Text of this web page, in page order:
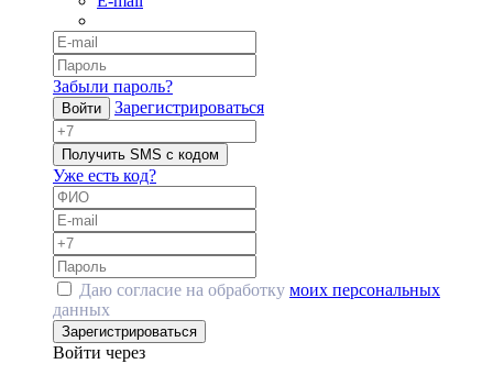
Забыли пароль?
Войти Зарегистрироваться
Получить SMS с кодом
Уже есть код?
Даю согласие на обработку моих персональных
данных
Зарегистрироваться
Войти через